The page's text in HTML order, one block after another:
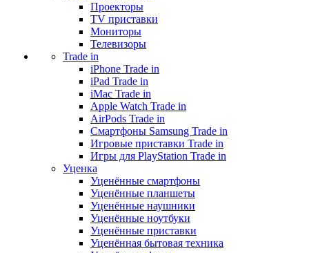
Проекторы
TV приставки
Мониторы
Телевизоры
Trade in
iPhone Trade in
iPad Trade in
iMac Trade in
Apple Watch Trade in
AirPods Trade in
Смартфоны Samsung Trade in
Игровые приставки Trade in
Игры для PlayStation Trade in
Уценка
Уценённые смартфоны
Уценённые планшеты
Уценённые наушники
Уценённые ноутбуки
Уценённые приставки
Уценённая бытовая техника